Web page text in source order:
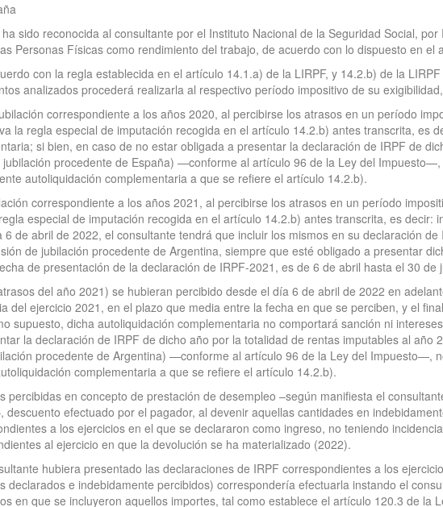
sido reconocida al consultante por el Instituto Nacional de la Seguridad Social,
Personas Físicas como rendimiento del trabajo, de acuerdo con lo dispuesto en el
con la regla establecida en el artículo 14.1.a) de la LIRPF, y 14.2.b) de la
analizados procederá realizarla al respectivo período impositivo de su
correspondiente a los años 2020, al percibirse los atrasos en un período
la regla especial de imputación recogida en el artículo 14.2.b) antes transcrita, es
si bien, en caso de no estar obligada a presentar la declaración de IRPF de
procedente de España) —conforme al artículo 96 de la Ley del
autoliquidación complementaria a que se refiere el artículo 14.2.b).
correspondiente a los años 2021, al percibirse los atrasos en un período
especial de imputación recogida en el artículo 14.2.b) antes transcrita, es decir:
de abril de 2022, el consultante tendrá que incluir los mismos en su declaración
de jubilación procedente de Argentina, siempre que esté obligado a presentar
de presentación de la declaración de IRPF-2021, es de 6 de abril hasta el 30 de
del año 2021) se hubieran percibido desde el día 6 de abril de 2022 en
del ejercicio 2021, en el plazo que media entre la fecha en que se perciben, y el
supuesto, dicha autoliquidación complementaria no comportará sanción ni
la declaración de IRPF de dicho año por la totalidad de rentas imputables al año
procedente de Argentina) —conforme al artículo 96 de la Ley del Impuesto—,
complementaria a que se refiere el artículo 14.2.b).
percibidas en concepto de prestación de desempleo –según manifiesta el
descuento efectuado por el pagador, al devenir aquellas cantidades en
a los ejercicios en el que se declararon como ingreso, no teniendo
al ejercicio en que la devolución se ha materializado (2022).
hubiera presentado las declaraciones de IRPF correspondientes a los
declarados e indebidamente percibidos) correspondería efectuarla instando el
en que se incluyeron aquellos importes, tal como establece el artículo 120.3 de la